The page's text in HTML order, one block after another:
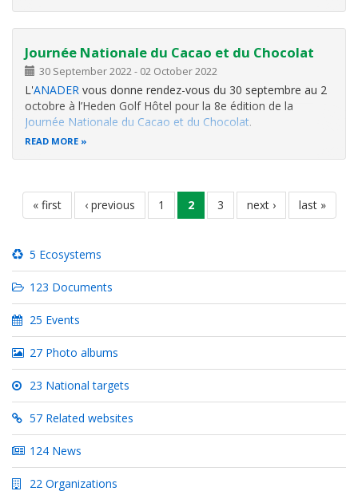
Cet atelierse
Journée Nationale du Cacao et du Chocolat
30 September 2022- 02 October 2022
L'ANADER vous donne rendez-vous du 30 septembre au 2
octobre à l’Heden Golf Hôtel pour la 8e édition de la
Journée Nationale du Cacao et du Chocolat.
READ MORE
Pagination
first
page
« first
previous
page
‹ previous page
1
current
page
2 page
3
next
page
next ›
last
page
last »
5 Ecosystems
123 Documents
25 Events
27 Photo albums
23 National targets
57 Related websites
124 News
22 Organizations